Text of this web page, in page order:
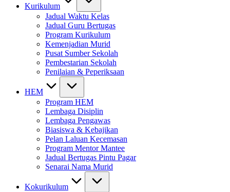
Kurikulum
Jadual Waktu Kelas
Jadual Guru Bertugas
Program Kurikulum
Kemenjadian Murid
Pusat Sumber Sekolah
Pembestarian Sekolah
Penilaian & Peperiksaan
HEM
Program HEM
Lembaga Disiplin
Lembaga Pengawas
Biasiswa & Kebajikan
Pelan Laluan Kecemasan
Program Mentor Mantee
Jadual Bertugas Pintu Pagar
Senarai Nama Murid
Kokurikulum